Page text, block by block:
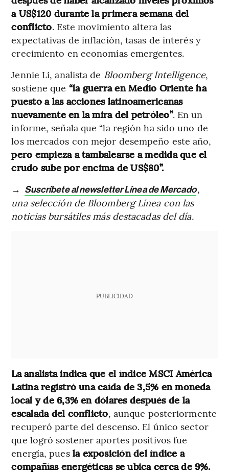
a US$120 durante la primera semana del
conflicto. Este movimiento altera las
expectativas de inflación, tasas de interés y
crecimiento en economías emergentes.
Jennie Li, analista de Bloomberg Intelligence,
sostiene que “la guerra en Medio Oriente ha
puesto a las acciones latinoamericanas
nuevamente en la mira del petróleo”. En un
informe, señala que “la región ha sido uno de
los mercados con mejor desempeño este año,
pero empieza a tambalearse a medida que el
crudo sube por encima de US$80”.
→ Suscríbete al newsletter Línea de Mercado,
una selección de Bloomberg Línea con las
noticias bursátiles más destacadas del día.
PUBLICIDAD
La analista indica que el índice MSCI América
Latina registró una caída de 3,5% en moneda
local y de 6,3% en dólares después de la
escalada del conflicto, aunque posteriormente
recuperó parte del descenso. El único sector
que logró sostener aportes positivos fue
energía, pues la exposición del índice a
compañías energéticas se ubica cerca de 9%.